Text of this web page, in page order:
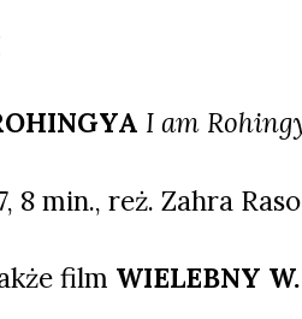
I am
8 min., reż. Zahra
film WIELEBNY